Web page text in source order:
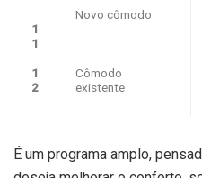
1
1
Novo cômodo​
1
2
​Cômodo
existente
É um programa amplo,